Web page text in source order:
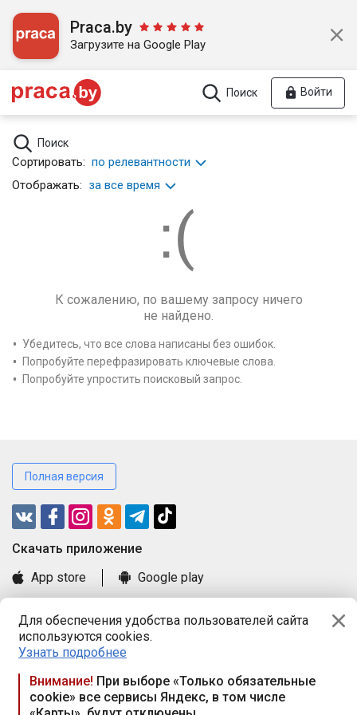
Для обеспечения удобства пользователей сайта
используются cookies.
Узнать подробнее
Внимание! При выборе «Только обязательные
cookie» все сервисы Яндекс, в том числе
Praca.by
Загрузите на Google Play
Поиск Войти
Поиск
Сортировать: по релевантности
Отображать: за все время
К сожалению, по вашему запросу ничего
не найдено.
Убедитесь, что все слова написаны без ошибок.
Попробуйте перефразировать ключевые слова.
Попробуйте упростить поисковый запрос.
Полная версия
Cкачать приложение
App store
Google play
Книга замечаний и предложений
Правила и документы
Praca.by © 2000—2026, ООО «ПРАЦА БАЙ»
Республика Беларусь, 220114, г. Минск, пр-т Независимости
117а, пом. № 9.